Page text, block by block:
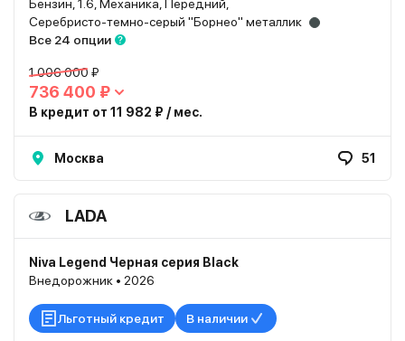
Бензин, 1.6, Механика, Передний,
Серебристо-темно-серый "Борнео" металлик
Все 24 опции
1 006 000 ₽
736 400 ₽
В кредит от 11 982 ₽ / мес.
Москва 51
LADA
Niva Legend Черная серия Black
Внедорожник • 2026
Льготный кредит В наличии